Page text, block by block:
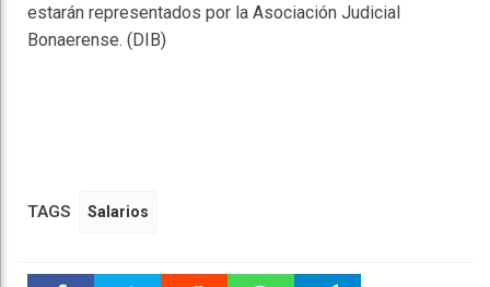
estarán representados por la Asociación Judicial
Bonaerense. (DIB)
TAGS Salarios